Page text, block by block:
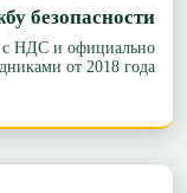
безопасности
НДС и официально
от 2018 года